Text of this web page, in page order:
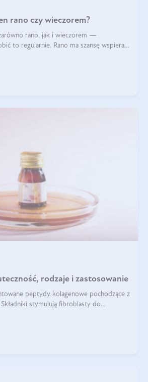
rano czy wieczorem?
rano, jak i wieczorem —
to regularnie. Rano ma szansę wspierać
rodzaje i zastosowanie
peptydy kolagenowe pochodzące z